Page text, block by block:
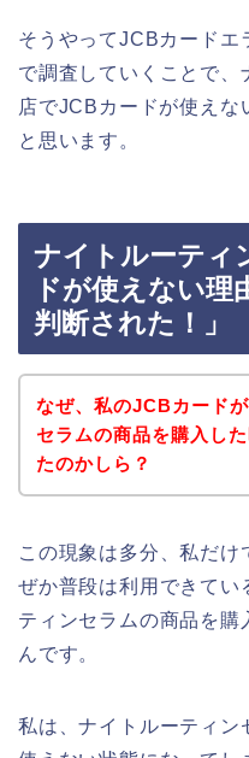
そうやってJCBカードエ
で調査していくことで、
店でJCBカードが使えな
と思います。
ナイトルーティ
ドが使えない理
判断された！」
なぜ、私のJCBカード
セラムの商品を購入し
たのかしら？
この現象は多分、私だけ
ぜか普段は利用できてい
ティンセラムの商品を購
んです。
私は、ナイトルーティ